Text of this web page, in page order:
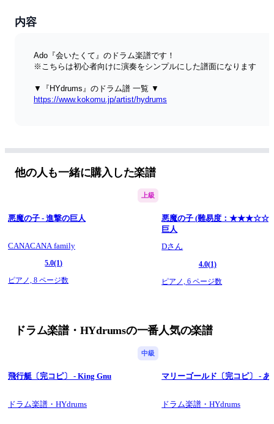
内容
Ado『会いたくて』のドラム楽譜です！
※こちらは初心者向けに演奏をシンプルにした譜面になります
▼『HYdrums』のドラム譜 一覧 ▼
https://www.kokomu.jp/artist/hydrums
他の人も一緒に購入した楽譜
上級
悪魔の子 - 進撃の巨人
CANACANA family
5.0(1)
ピアノ, 8 ページ数
悪魔の子 (難易度：★★★☆☆)
巨人
Dさん
4.0(1)
ピアノ,6 ページ数
ドラム楽譜・HYdrumsの一番人気の楽譜
中級
飛行艇〔完コピ〕 - King Gnu
ドラム楽譜・HYdrums
マリーゴールド〔完コピ〕 - あ
ドラム楽譜・HYdrums